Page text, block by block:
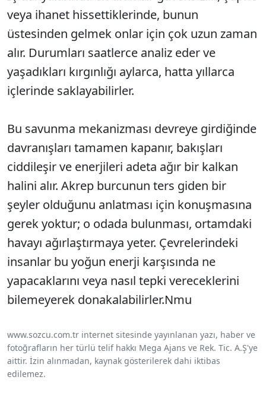
veya ihanet hissettiklerinde, bunun
üstesinden gelmek onlar için çok uzun zaman
alır. Durumları saatlerce analiz eder ve
yaşadıkları kırgınlığı aylarca, hatta yıllarca
içlerinde saklayabilirler.
Bu savunma mekanizması devreye girdiğinde
davranışları tamamen kapanır, bakışları
ciddileşir ve enerjileri adeta ağır bir kalkan
halini alır. Akrep burcunun ters giden bir
şeyler olduğunu anlatması için konuşmasına
gerek yoktur; o odada bulunması, ortamdaki
havayı ağırlaştırmaya yeter. Çevrelerindeki
insanlar bu yoğun enerji karşısında ne
yapacaklarını veya nasıl tepki vereceklerini
bilemeyerek donakalabilirler.Nmu
www.sozcu.com.tr internet sitesinde yayınlanan yazı, haber ve
fotoğrafların her türlü telif hakkı Mega Ajans ve Rek. Tic. A.Ş'ye
aittir. İzin alınmadan, kaynak gösterilerek dahi iktibas
edilemez.